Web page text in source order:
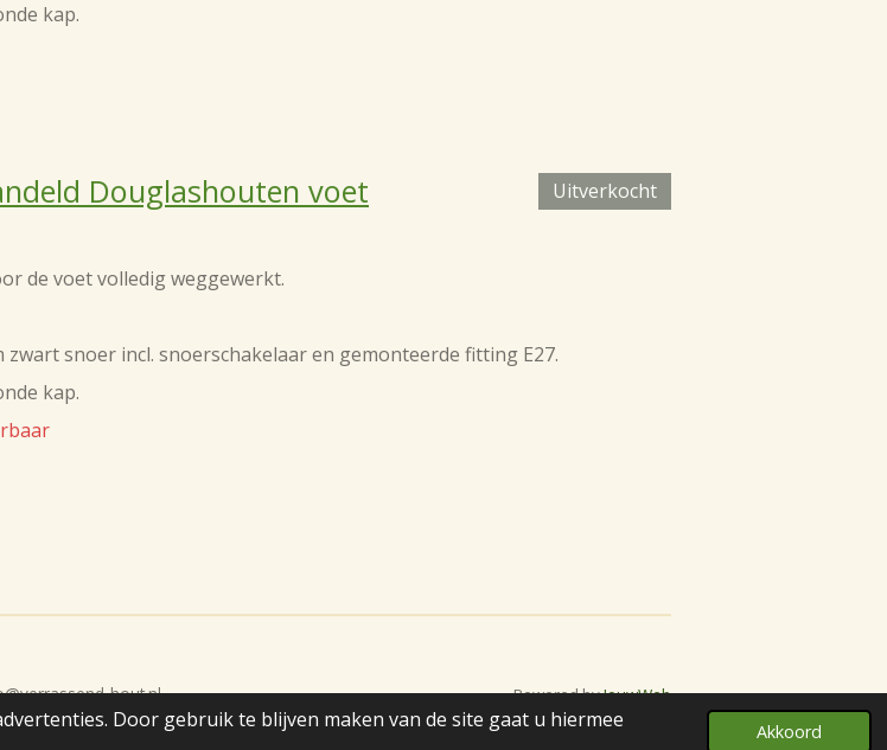
Door gebruik te blijven maken van de site gaat u hiermee
Akkoord
kap.
Uitverkocht
Douglashouten voet
de voet volledig weggewerkt.
zwart snoer incl. snoerschakelaar en gemonteerde fitting E27.
kap.
hout.nl Powered byJouwWeb